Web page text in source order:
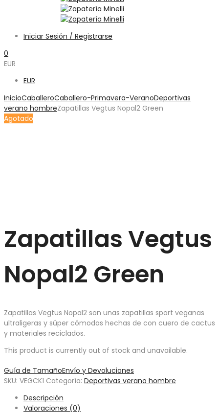
Iniciar Sesión / Registrarse
0
EUR
EUR
InicioCaballeroCaballero-Primavera-VeranoDeportivas
verano hombreZapatillas Vegtus Nopal2 Green
Agotado
Zapatillas Vegtus
Nopal2 Green
Zapatillas Vegtus Nopal2 son unas zapatillas sport veganas
ultraligeras y súper cómodas hechas de con cuero de cactus
y materiales reciclados.
This product is currently out of stock and unavailable.
Guía de TamañoEnvío y Devoluciones
SKU: VEGCK1 Categoría: Deportivas verano hombre
Descripción
Valoraciones (0)